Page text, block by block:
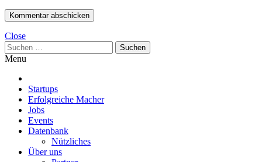
Close
Suchen
nach:
Menu
Startups
Erfolgreiche Macher
Jobs
Events
Datenbank
Nützliches
Über uns